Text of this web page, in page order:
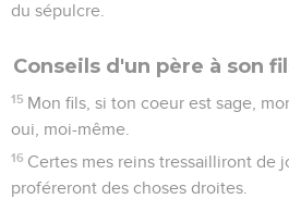
du sépulcre.
Conseils d'un père à son
15 Mon fils, si ton coeur est sage,
oui, moi-même.
16 Certes mes reins tressailliront de
proféreront des choses droites.